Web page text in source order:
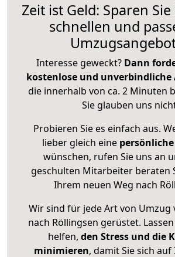
Zeit ist Geld: Sparen
schnellen und
Interesse geweckt? Dann
kostenlose und unverbindliche
die innerhalb von ca. 2 Minuten
Sie glauben uns
Probieren Sie es einfach aus.
lieber gleich eine
wünschen, rufen Sie uns an
geschulten Mitarbeiter beraten
Ihrem neuen Weg nach
Wir sind für jede Art von Umzug
nach Röllingsen gerüstet.
helfen, den Stress und die
minimieren, damit Sie sich